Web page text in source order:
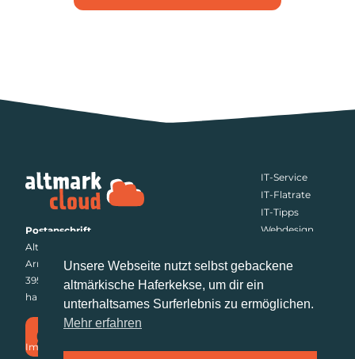
IT-Service
IT-Flatrate
IT-Tipps
Webdesign
Fernwartung
Referenzen
Postanschrift
Altmark.Cloud
Arneburger Straße 21a
39576 Stendal
hallo@altmark.cloud
Impressum
Unsere Webseite nutzt selbst gebackene
altmärkische Haferkekse, um dir ein
unterhaltsames Surferlebnis zu ermöglichen.
Mehr erfahren